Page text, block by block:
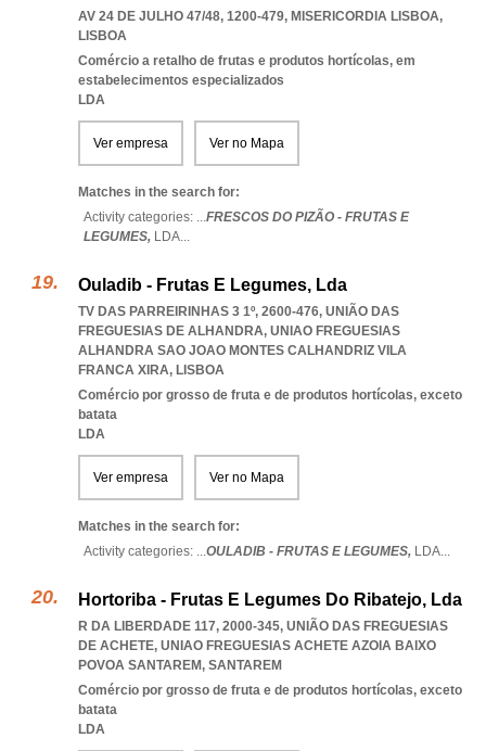
AV 24 DE JULHO 47/48, 1200-479, MISERICORDIA LISBOA,
LISBOA
Comércio a retalho de frutas e produtos hortícolas, em
estabelecimentos especializados
LDA
Ver empresa Ver no Mapa
Matches in the search for:
Activity categories: ...FRESCOS DO PIZÃO - FRUTAS E
LEGUMES, LDA...
Ouladib - Frutas E Legumes, Lda
TV DAS PARREIRINHAS 3 1º, 2600-476, UNIÃO DAS
FREGUESIAS DE ALHANDRA, UNIAO FREGUESIAS
ALHANDRA SAO JOAO MONTES CALHANDRIZ VILA
FRANCA XIRA, LISBOA
Comércio por grosso de fruta e de produtos hortícolas, exceto
batata
LDA
Ver empresa Ver no Mapa
Matches in the search for:
Activity categories: ...OULADIB - FRUTAS E LEGUMES, LDA...
Hortoriba - Frutas E Legumes Do Ribatejo, Lda
R DA LIBERDADE 117, 2000-345, UNIÃO DAS FREGUESIAS
DE ACHETE, UNIAO FREGUESIAS ACHETE AZOIA BAIXO
POVOA SANTAREM, SANTAREM
Comércio por grosso de fruta e de produtos hortícolas, exceto
batata
LDA